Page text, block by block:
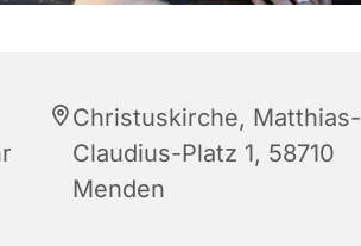
Christuskirche, Matthias-
Claudius-Platz 1, 58710
Menden